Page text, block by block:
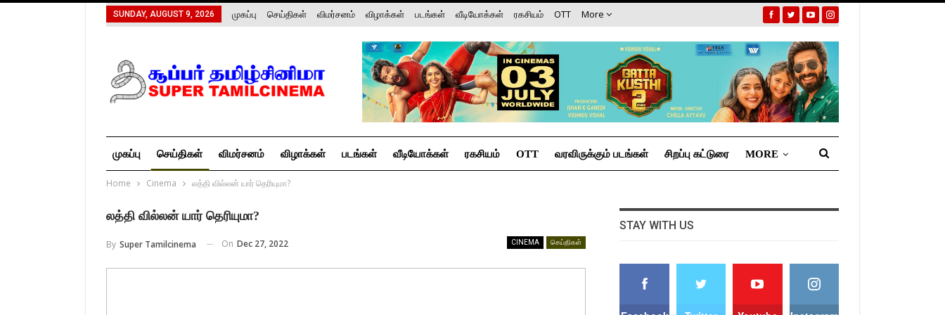
SUNDAY, AUGUST 9, 2026 முகப்பு செய்திகள் விமர்சனம் விழாக்கள் படங்கள் வீடியோக்கள் ரகசியம் OTT More
முகப்பு செய்திகள் விமர்சனம் விழாக்கள் படங்கள் வீடியோக்கள் ரகசியம் OTT வரவிருக்கும் படங்கள் சிறப்பு கட்டுரை MORE
Home Cinema லத்தி வில்லன் யார் தெரியுமா?
லத்தி வில்லன் யார் தெரியுமா?
CINEMA செய்திகள்
By Super Tamilcinema On Dec 27, 2022
STAY WITH US